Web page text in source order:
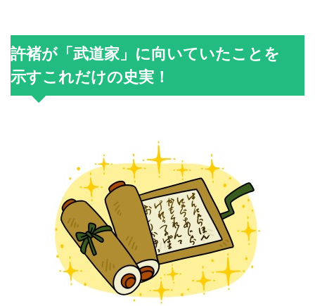
許褚が「武道家」に向いていたことを
示すこれだけの史実！